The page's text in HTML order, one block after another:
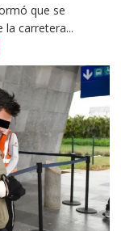
que se
la carretera...